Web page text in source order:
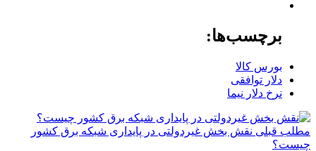
برچسب‌ها:
بورس کالا
دلار توافقی
نرخ دلار نیما
مطلب قبلی نقش‌ بخش غیردولتی در پایداری شبکه برق کشور
چیست؟